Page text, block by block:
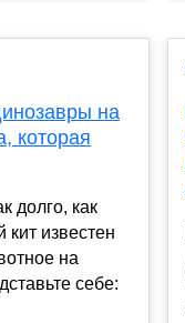
на
которая
долго, как
известен
на
себе: